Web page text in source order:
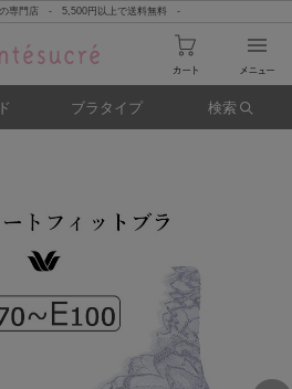
の専門店 - 5,500円以上で送料無料 -
ブラタイプ 検索